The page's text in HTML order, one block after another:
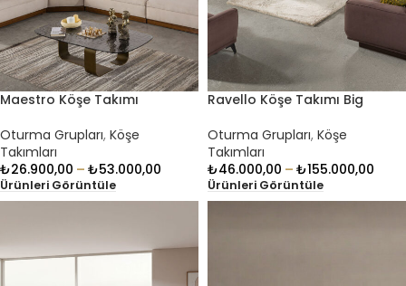
Maestro Köşe Takımı
Oturma Grupları, Köşe
Takımları
₺26.900,00 – ₺53.000,00
Ürünleri Görüntüle
Ravello Köşe Takımı Big
Oturma Grupları, Köşe
Takımları
₺46.000,00 – ₺155.000,00
Ürünleri Görüntüle